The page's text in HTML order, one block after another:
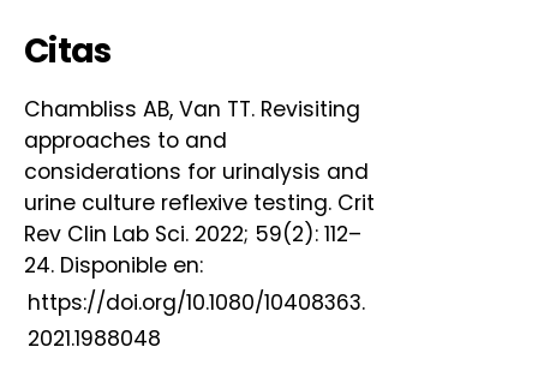
Citas
Chambliss AB, Van TT. Revisiting
approaches to and
considerations for urinalysis and
urine culture reflexive testing. Crit
Rev Clin Lab Sci. 2022; 59(2): 112–
24. Disponible en:
https://doi.org/10.1080/10408363.
2021.1988048